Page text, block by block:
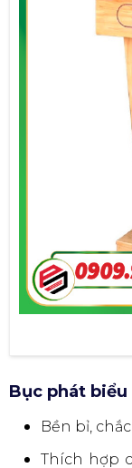
Bục phát biểu
Bền bỉ,
Thích hợp